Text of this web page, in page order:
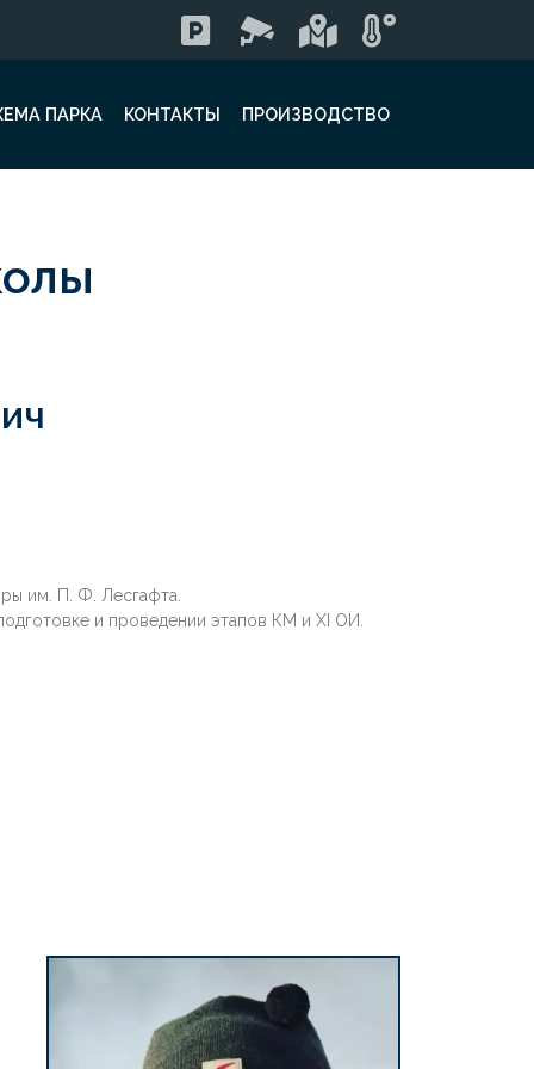
ПАРКА КОНТАКТЫ ПРОИЗВОДСТВО
им. П. Ф. Лесгафта.
и проведении этапов КМ и XI ОИ.